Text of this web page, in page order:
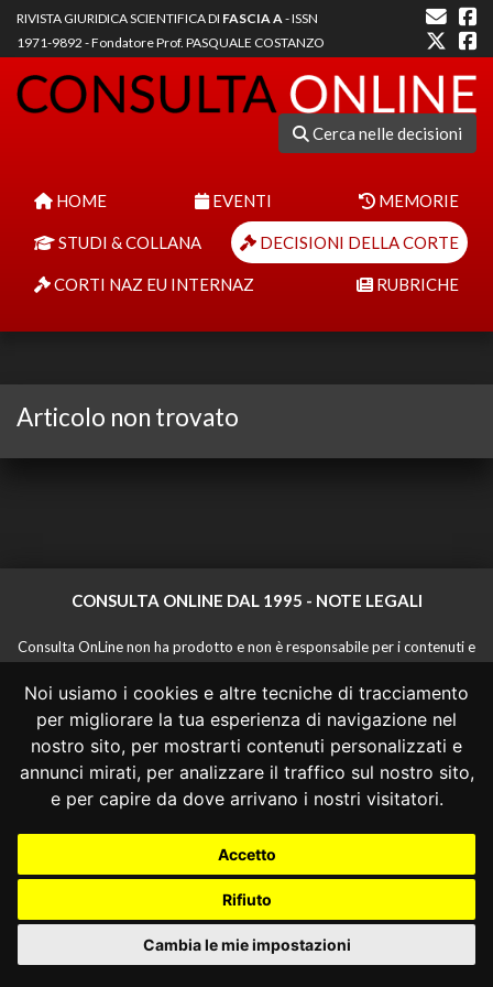
Noi usiamo i cookies e altre tecniche di tracciamento
per migliorare la tua esperienza di navigazione nel
nostro sito, per mostrarti contenuti personalizzati e
annunci mirati, per analizzare il traffico sul nostro sito,
e per capire da dove arrivano i nostri visitatori.
Accetto
Rifiuto
Cambia le mie impostazioni
RIVISTA GIURIDICA SCIENTIFICA DI FASCIA A- ISSN
1971-9892 - Fondatore Prof. PASQUALE COSTANZO
Cerca nelle decisioni
HOME EVENTI MEMORIE
STUDI & COLLANA DECISIONI DELLA CORTE
CORTI NAZ EU INTERNAZ RUBRICHE
Articolo non trovato
CONSULTA ONLINE DAL 1995 - NOTE LEGALI
Consulta OnLine non ha prodotto e non è responsabile per i contenuti e
le informazioni legali di siti collegati.
La consultazione di questi o del materiale contenuto nel sito non
costituisce una relazione di consulenza legale.
Nessuno deve confidare o agire in base alle informazioni disponibili in
questo sito senza una consulenza legale professionale.
info@giurcost.org| Giurisprudenza Costituzionale|